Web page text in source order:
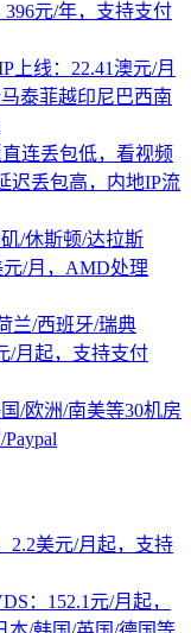
元/年，支持支付
上线：22.41澳元/月
泰菲越印尼巴西南
连丢包低，看视频
迟丢包高，内地IP流
/休斯顿/达拉斯
元/月，AMD处理
兰/西班牙/瑞典
/月起，支持支付
/欧洲/南美等30机房
2.2美元/月起，支持
：152.1元/月起，